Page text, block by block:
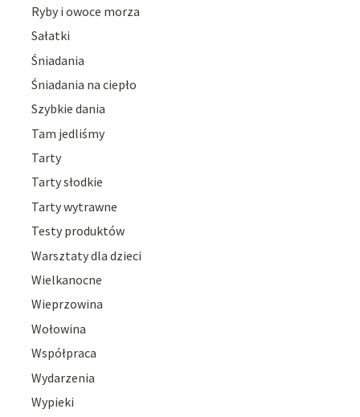
Ryby i owoce morza
Sałatki
Śniadania
Śniadania na ciepło
Szybkie dania
Tam jedliśmy
Tarty
Tarty słodkie
Tarty wytrawne
Testy produktów
Warsztaty dla dzieci
Wielkanocne
Wieprzowina
Wołowina
Współpraca
Wydarzenia
Wypieki